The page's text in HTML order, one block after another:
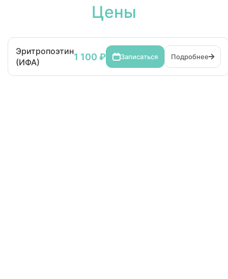
Цены
Эритропоэтин
(ИФА)
1 100 ₽ Записаться Подробнее